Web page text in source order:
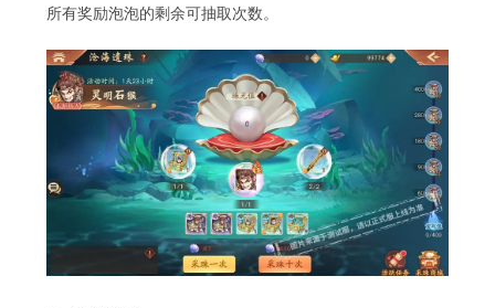
所有奖励泡泡的剩余可抽取次数。